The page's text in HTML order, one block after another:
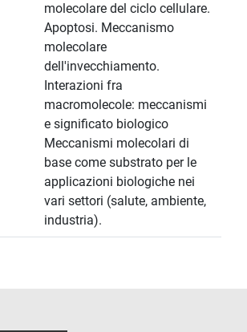
molecolare del ciclo cellulare.
Apoptosi. Meccanismo
molecolare
dell'invecchiamento.
Interazioni fra
macromolecole: meccanismi
e significato biologico
Meccanismi molecolari di
base come substrato per le
applicazioni biologiche nei
vari settori (salute, ambiente,
industria).